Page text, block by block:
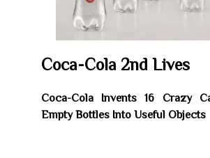
Coca-Cola 2nd Lives
Coca-Cola Invents 16 Crazy
Empty Bottles Into Useful Objects